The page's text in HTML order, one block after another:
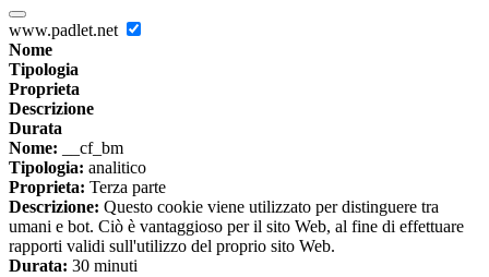
www.padlet.net
Nome
Tipologia
Proprieta
Descrizione
Durata
Nome: __cf_bm
Tipologia: analitico
Proprieta: Terza parte
Descrizione: Questo cookie viene utilizzato per distinguere tra
umani e bot. Ciò è vantaggioso per il sito Web, al fine di effettuare
rapporti validi sull'utilizzo del proprio sito Web.
Durata: 30 minuti